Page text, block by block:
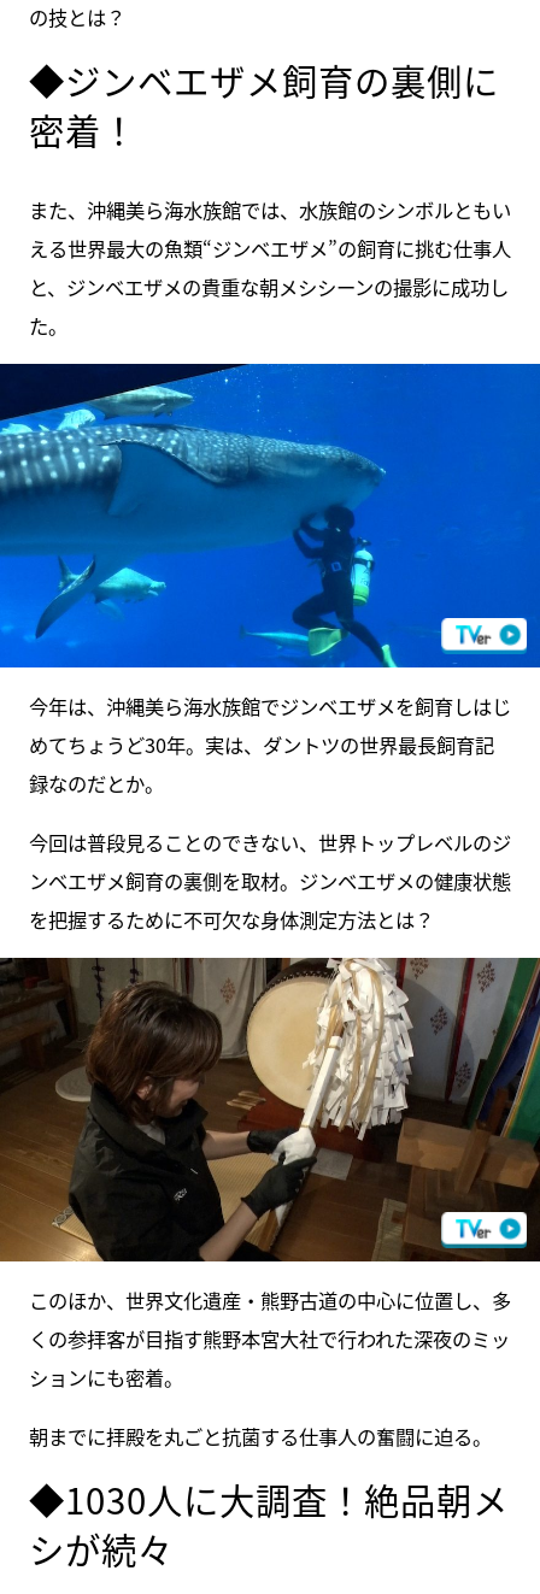
の技とは？
◆ジンベエザメ飼育の裏側に
密着！
また、沖縄美ら海水族館では、水族館のシンボルともい
える世界最大の魚類“ジンベエザメ”の飼育に挑む仕事人
と、ジンベエザメの貴重な朝メシシーンの撮影に成功し
た。
今年は、沖縄美ら海水族館でジンベエザメを飼育しはじ
めてちょうど30年。実は、ダントツの世界最長飼育記
録なのだとか。
今回は普段見ることのできない、世界トップレベルのジ
ンベエザメ飼育の裏側を取材。ジンベエザメの健康状態
を把握するために不可欠な身体測定方法とは？
このほか、世界文化遺産・熊野古道の中心に位置し、多
くの参拝客が目指す熊野本宮大社で行われた深夜のミッ
ションにも密着。
朝までに拝殿を丸ごと抗菌する仕事人の奮闘に迫る。
◆1030人に大調査！絶品朝メ
シが続々